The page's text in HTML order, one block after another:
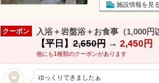
施設情報を見
クーポン 入浴＋岩盤浴＋お食事（1,000円
【平日】2,650円→ 2,450円
他にも1種類のクーポンがあります
ゆっくりできましたぁ